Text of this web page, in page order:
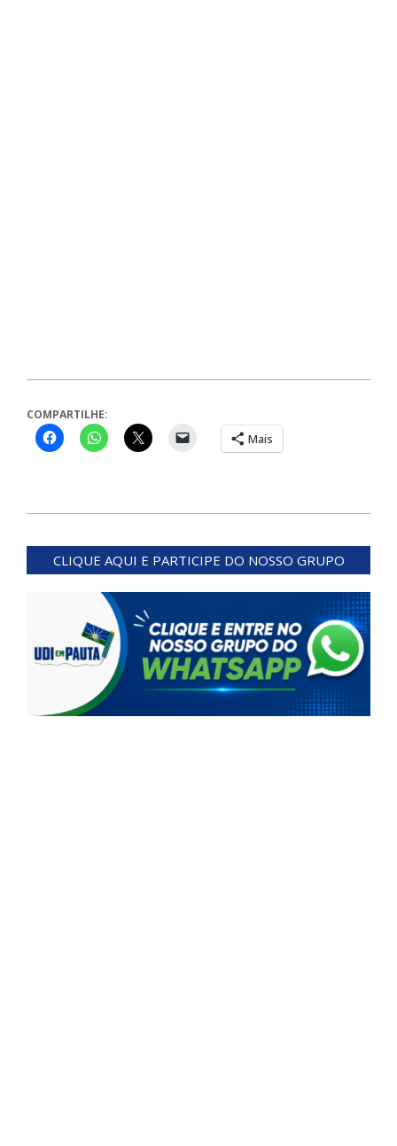
COMPARTILHE:
Mais
03-
CLIQUE AQUI E PARTICIPE DO NOSSO GRUPO